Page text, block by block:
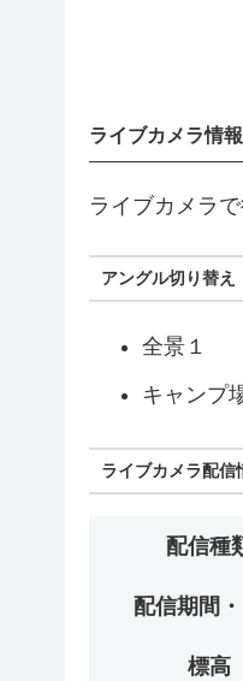
ライブカメラ情報
ライブカメラ
アングル切り替え
全景１
キャンプ
ライブカメラ配信
配信種
配信期間
標高